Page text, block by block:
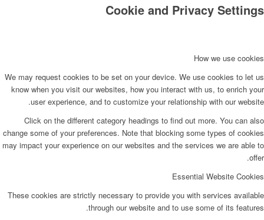
Cookie and Privacy Settings
How we use cookies
We may request cookies to be set on your device. We use cookies to let us
know when you visit our websites, how you interact with us, to enrich your
user experience, and to customize your relationship with our website.
Click on the different category headings to find out more. You can also
change some of your preferences. Note that blocking some types of cookies
may impact your experience on our websites and the services we are able to
offer.
Essential Website Cookies
These cookies are strictly necessary to provide you with services available
through our website and to use some of its features.